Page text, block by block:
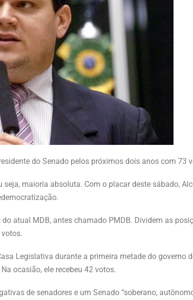
do Senado pelos próximos dois anos com 73
maioria absoluta. Com o placar deste sábado,
atual MDB, antes chamado PMDB. Dividem as
Legislativa durante a primeira metade do governo
ocasião, ele recebeu 42 votos.
de senadores e um Senado “soberano,